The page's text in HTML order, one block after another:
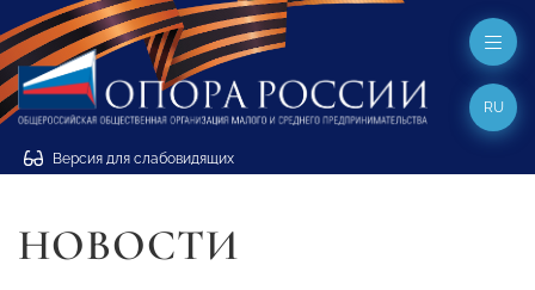
Версия для слабовидящих
RU
НОВОСТИ